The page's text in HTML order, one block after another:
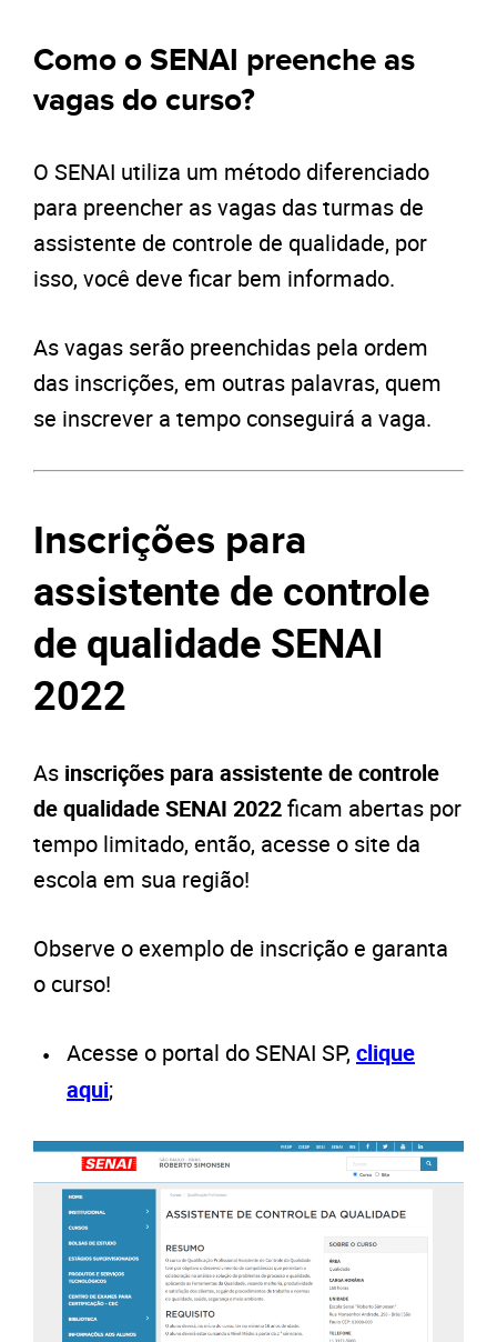
Como o SENAI preenche as
vagas do curso?
O SENAI utiliza um método diferenciado
para preencher as vagas das turmas de
assistente de controle de qualidade, por
isso, você deve ficar bem informado.
As vagas serão preenchidas pela ordem
das inscrições, em outras palavras, quem
se inscrever a tempo conseguirá a vaga.
Inscrições para
assistente de controle
de qualidade SENAI
2022
As inscrições para assistente de controle
de qualidade SENAI 2022ficam abertas por
tempo limitado, então, acesse o site da
escola em sua região!
Observe o exemplo de inscrição e garanta
o curso!
Acesse o portal do SENAI SP, clique
aqui;